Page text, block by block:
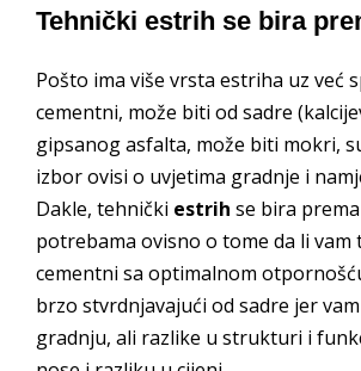
Tehnički estrih se bira
Pošto ima više vrsta estriha uz već
cementni, može biti od sadre
gipsanog asfalta, može biti mokri,
izbor ovisi o uvjetima gradnje i
Dakle, tehnički estrih se bira
potrebama ovisno o tome da li vam
cementni sa optimalnom
brzo stvrdnjavajući od sadre jer
gradnju, ali razlike u strukturi i